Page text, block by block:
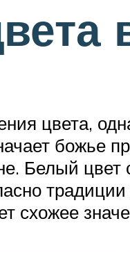
цвета,
божье
Белый цвет
схожее